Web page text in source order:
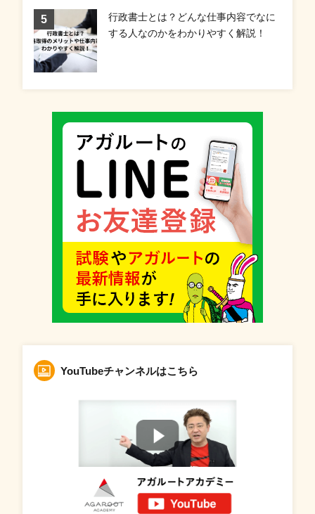
行政書士とは？どんな仕事内容でなに
する人なのかをわかりやすく解説！
YouTubeチャンネルはこちら